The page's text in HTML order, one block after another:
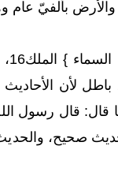
بألفيّ عام
لأن الأحاديث
قال: قال رسول
صحيح، والحديث